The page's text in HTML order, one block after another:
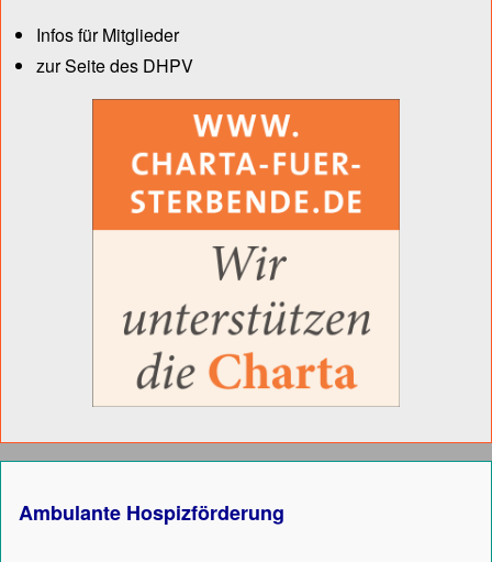
Infos für Mitglieder
zur Seite des DHPV
Ambulante Hospizförderung